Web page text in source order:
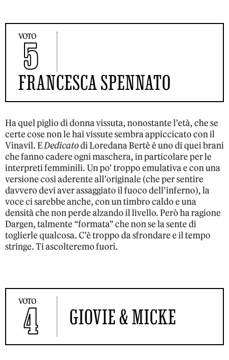
VOTO
5
FRANCESCA SPENNATO
Ha quel piglio di donna vissuta, nonostante l’età, che se
certe cose non le hai vissute sembra appiccicato con il
Vinavil. EDedicatodi Loredana Bertè è uno di quei brani
che fanno cadere ogni maschera, in particolare per le
interpreti femminili. Un po’ troppo emulativa e con una
versione così aderente all’originale (che per sentire
davvero devi aver assaggiato il fuoco dell’inferno), la
voce ci sarebbe anche, con un timbro caldo e una
densità che non perde alzando il livello. Però ha ragione
Dargen, talmente “formata” che non se la sente di
toglierle qualcosa. C’è troppo da sfrondare e il tempo
stringe. Ti ascolteremo fuori.
VOTO
4 GIOVIE & MICKE